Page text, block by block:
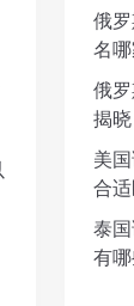
俄
名
俄
揭
美
合
泰
有